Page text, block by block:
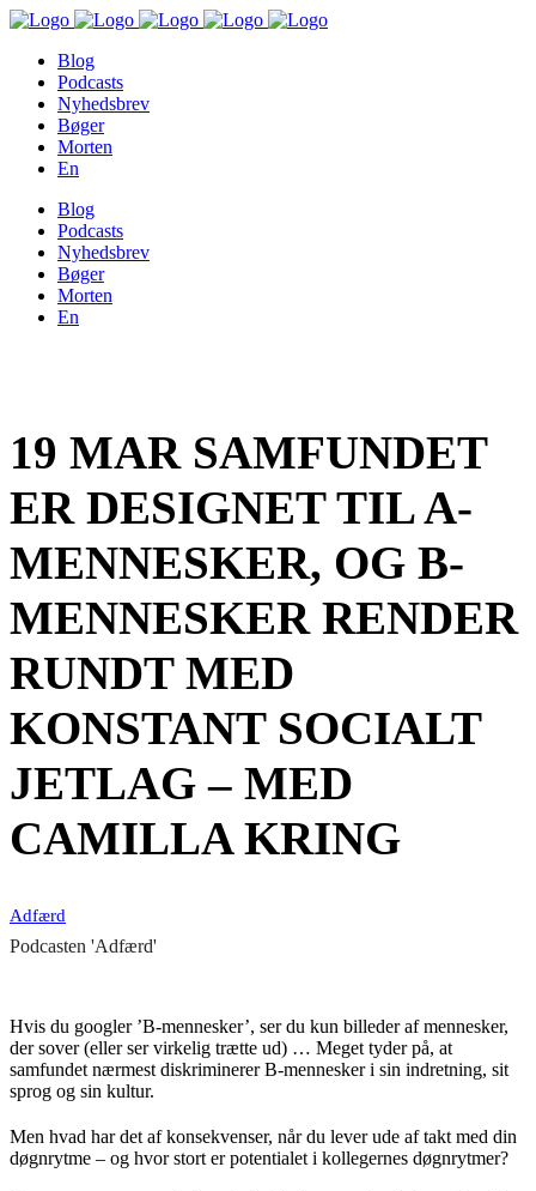
Blog
Podcasts
Nyhedsbrev
Bøger
Morten
En
Blog
Podcasts
Nyhedsbrev
Bøger
Morten
En
19 MARSAMFUNDET
ER DESIGNET TIL A-
MENNESKER, OG B-
MENNESKER RENDER
RUNDT MED
KONSTANT SOCIALT
JETLAG – MED
CAMILLA KRING
Adfærd
Podcasten 'Adfærd'
Hvis du googler ’B-mennesker’, ser du kun billeder af mennesker,
der sover (eller ser virkelig trætte ud) … Meget tyder på, at
samfundet nærmest diskriminerer B-mennesker i sin indretning, sit
sprog og sin kultur.
Men hvad har det af konsekvenser, når du lever ude af takt med din
døgnrytme – og hvor stort er potentialet i kollegernes døgnrytmer?